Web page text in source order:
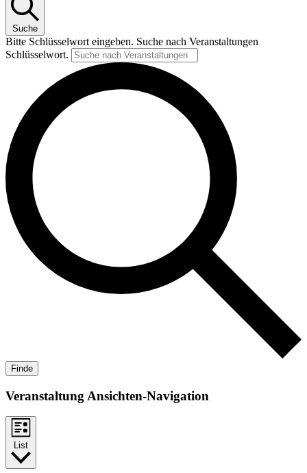
Suche
Bitte Schlüsselwort eingeben. Suche nach Veranstaltungen
Schlüsselwort.
Finde
Veranstaltung Ansichten-Navigation
List